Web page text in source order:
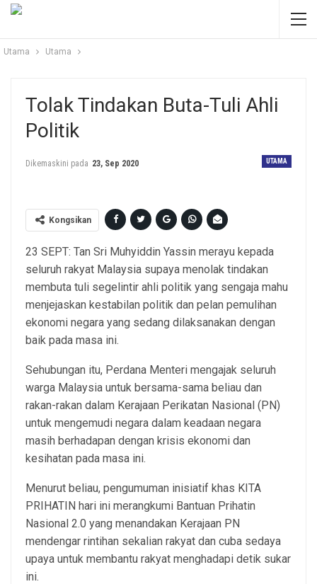
Utama Utama
Tolak Tindakan Buta-Tuli Ahli
Politik
UTAMA
Dikemaskini pada 23, Sep 2020
Kongsikan
23 SEPT: Tan Sri Muhyiddin Yassin merayu kepada
seluruh rakyat Malaysia supaya menolak tindakan
membuta tuli segelintir ahli politik yang sengaja mahu
menjejaskan kestabilan politik dan pelan pemulihan
ekonomi negara yang sedang dilaksanakan dengan
baik pada masa ini.
Sehubungan itu, Perdana Menteri mengajak seluruh
warga Malaysia untuk bersama-sama beliau dan
rakan-rakan dalam Kerajaan Perikatan Nasional (PN)
untuk mengemudi negara dalam keadaan negara
masih berhadapan dengan krisis ekonomi dan
kesihatan pada masa ini.
Menurut beliau, pengumuman inisiatif khas KITA
PRIHATIN hari ini merangkumi Bantuan Prihatin
Nasional 2.0 yang menandakan Kerajaan PN
mendengar rintihan sekalian rakyat dan cuba sedaya
upaya untuk membantu rakyat menghadapi detik sukar
ini.